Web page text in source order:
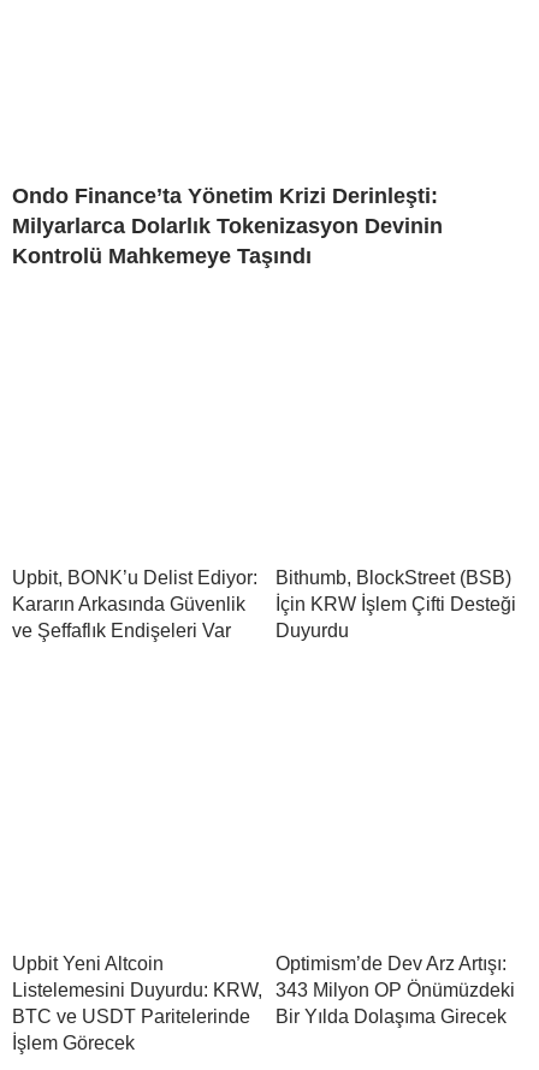
Ondo Finance’ta Yönetim Krizi Derinleşti:
Milyarlarca Dolarlık Tokenizasyon Devinin
Kontrolü Mahkemeye Taşındı
Upbit, BONK’u Delist Ediyor:
Kararın Arkasında Güvenlik
ve Şeffaflık Endişeleri Var
Bithumb, BlockStreet (BSB)
İçin KRW İşlem Çifti Desteği
Duyurdu
Upbit Yeni Altcoin
Listelemesini Duyurdu: KRW,
BTC ve USDT Paritelerinde
İşlem Görecek
Optimism’de Dev Arz Artışı:
343 Milyon OP Önümüzdeki
Bir Yılda Dolaşıma Girecek